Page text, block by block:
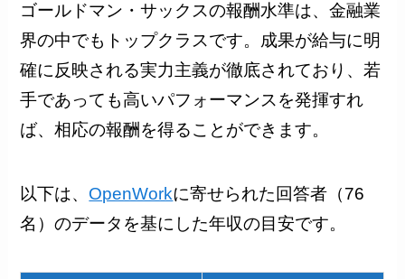
ゴールドマン・サックスの報酬水準は、金融業
界の中でもトップクラスです。成果が給与に明
確に反映される実力主義が徹底されており、若
手であっても高いパフォーマンスを発揮すれ
ば、相応の報酬を得ることができます。
以下は、 OpenWorkに寄せられた回答者（76
名）のデータを基にした年収の目安です。